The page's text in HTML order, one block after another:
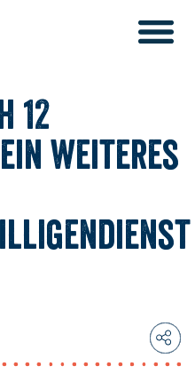
12
weiteres